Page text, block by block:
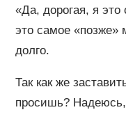
«Да, дорогая, я
это самое «позже»
долго.
Так как же
просишь?